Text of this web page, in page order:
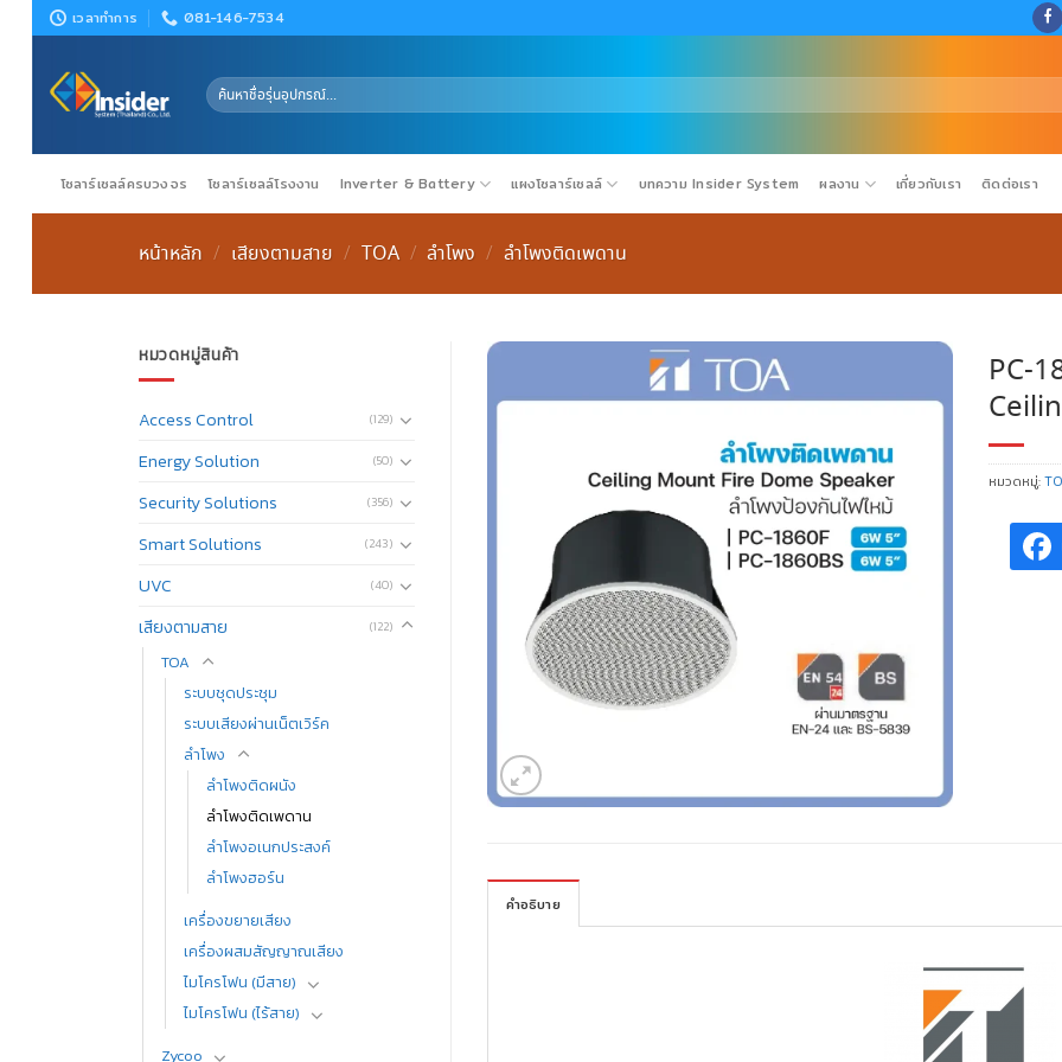
Skip
to
เวลาทำการ 081-146-7534
ค้นหา:
โซลาร์เซลล์ครบวงจร โซลาร์เซลล์โรงงาน Inverter & Battery แผงโซลาร์เซลล์ บทความ Insider System ผลงาน เกี่ยวกับเรา ติดต่อเรา
หน้าหลัก / เสียงตามสาย / TOA / ลำโพง / ลำโพงติดเพดาน
หมวดหมู่สินค้า
Access Control (129)
Energy Solution (50)
Security Solutions (356)
Smart Solutions (243)
UVC (40)
เสียงตามสาย (122)
TOA
ระบบชุดประชุม
ระบบเสียงผ่านเน็ตเวิร์ค
ลำโพง
ลำโพงติดผนัง
ลำโพงติดเพดาน
ลำโพงอเนกประสงค์
ลำโพงฮอร์น
เครื่องขยายเสียง
เครื่องผสมสัญญาณเสียง
ไมโครโฟน (มีสาย)
ไมโครโฟน (ไร้สาย)
Zycoo
PC-
หมวดหมู่:
คำอธิบาย